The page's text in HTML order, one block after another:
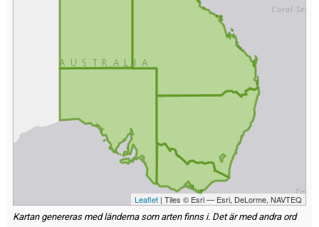
Leaflet | Tiles © Esri — Esri, DeLorme, NAVTEQ
Kartan genereras med länderna som arten finns i. Det är med andra ord